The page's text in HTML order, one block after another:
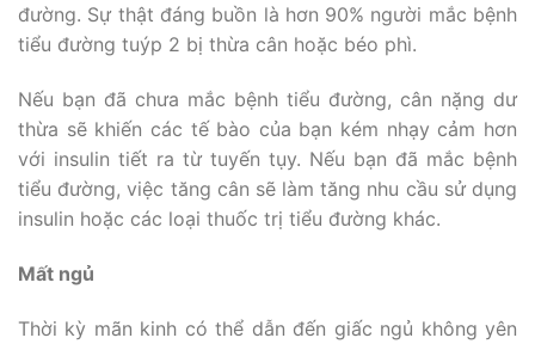
đường. Sự thật đáng buồn là hơn 90% người mắc bệnh
tiểu đường tuýp 2 bị thừa cân hoặc béo phì.
Nếu bạn đã chưa mắc bệnh tiểu đường, cân nặng dư
thừa sẽ khiến các tế bào của bạn kém nhạy cảm hơn
với insulin tiết ra từ tuyến tụy. Nếu bạn đã mắc bệnh
tiểu đường, việc tăng cân sẽ làm tăng nhu cầu sử dụng
insulin hoặc các loại thuốc trị tiểu đường khác.
Mất ngủ
Thời kỳ mãn kinh có thể dẫn đến giấc ngủ không yên